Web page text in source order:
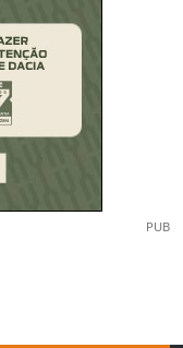
PUB